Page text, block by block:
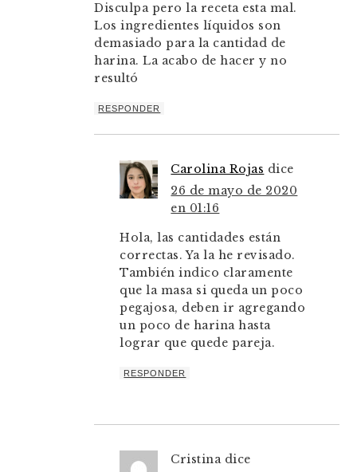
Disculpa pero la receta esta mal.
Los ingredientes líquidos son
demasiado para la cantidad de
harina. La acabo de hacer y no
resultó
RESPONDER
Carolina Rojas dice
26 de mayo de 2020
en 01:16
Hola, las cantidades están
correctas. Ya la he revisado.
También indico claramente
que la masa si queda un poco
pegajosa, deben ir agregando
un poco de harina hasta
lograr que quede pareja.
RESPONDER
Cristina dice